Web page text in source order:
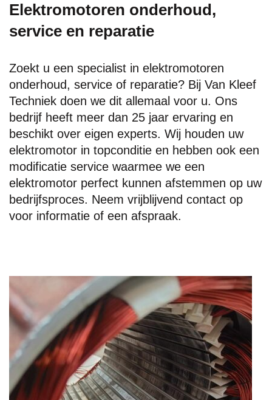
Elektromotoren onderhoud,
service en reparatie
Zoekt u een specialist in elektromotoren
onderhoud, service of reparatie? Bij Van Kleef
Techniek doen we dit allemaal voor u. Ons
bedrijf heeft meer dan 25 jaar ervaring en
beschikt over eigen experts. Wij houden uw
elektromotor in topconditie en hebben ook een
modificatie service waarmee we een
elektromotor perfect kunnen afstemmen op uw
bedrijfsproces. Neem vrijblijvend contact op
voor informatie of een afspraak.